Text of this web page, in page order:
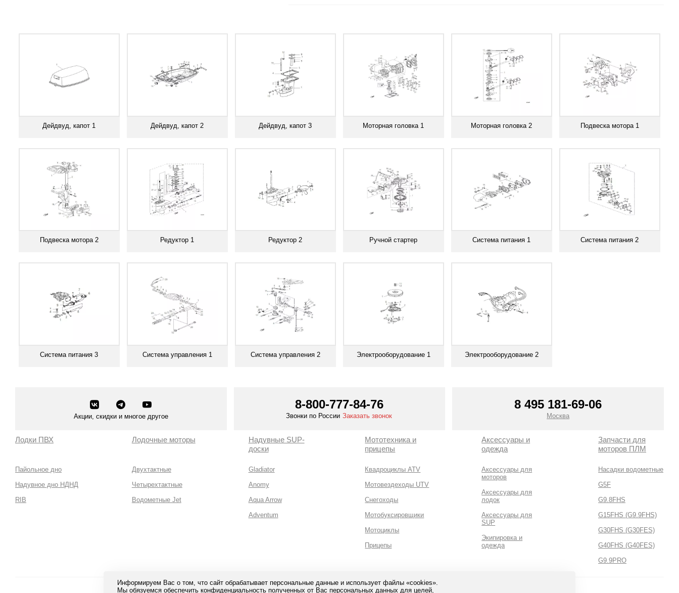
Информируем Вас о том, что сайт обрабатывает персональные данные и использует файлы «cookies».
Мы обязуемся обеспечить конфиденциальность полученных от Вас персональных данных для целей,
Дейдвуд, капот 1 Дейдвуд, капот 2 Дейдвуд, капот 3 Моторная головка 1 Моторная головка 2 Подвеска мотора 1
Подвеска мотора 2 Редуктор 1 Редуктор 2 Ручной стартер Система питания 1 Система питания 2
Система питания 3 Система управления 1 Система управления 2 Электрооборудование 1 Электрооборудование 2
Акции, скидки и многое другое
8-800-777-84-76
Звонки по России Заказать звонок
8 495 181-69-06
Москва
Лодки ПВХ
Пайольное дно
Надувное дно НДНД
RIB
Лодочные моторы
Двухтактные
Четырехтактные
Водометные Jet
Надувные SUP-
доски
Gladiator
Anomy
Aqua Arrow
Adventum
Мототехника и
прицепы
Квадроциклы ATV
Мотовездеходы UTV
Снегоходы
Мотобуксировщики
Мотоциклы
Прицепы
Аксессуары и
одежда
Аксессуары для
моторов
Аксессуары для
лодок
Аксессуары для
SUP
Экипировка и
одежда
Запчасти для
моторов ПЛМ
Насадки водометные
G5F
G9.8FHS
G15FHS (G9.9FHS)
G30FHS (G30FES)
G40FHS (G40FES)
G9.9PRO